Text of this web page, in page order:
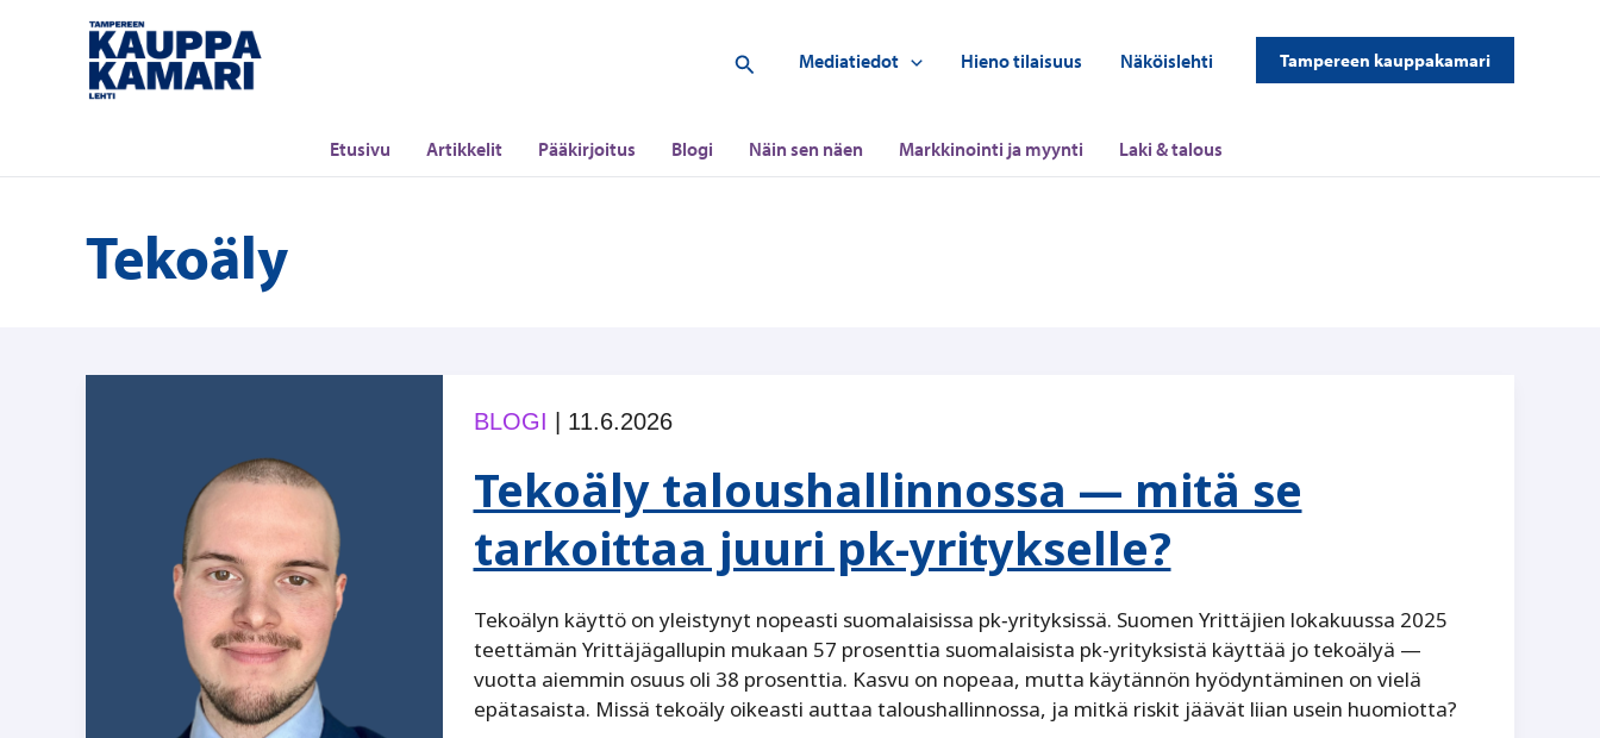
Hae Mediatiedot Hieno tilaisuus Näköislehti Tampereen kauppakamari
Etusivu Artikkelit Pääkirjoitus Blogi Näin sen näen Markkinointi ja myynti Laki & talous
Tekoäly
BLOGI 11.6.2026
Tekoäly taloushallinnossa — mitä se
tarkoittaa juuri pk-yritykselle?
Tekoälyn käyttö on yleistynyt nopeasti suomalaisissa pk‑yrityksissä. Suomen Yrittäjien lokakuussa 2025
teettämän Yrittäjägallupin mukaan 57 prosenttia suomalaisista pk-yrityksistä käyttää jo tekoälyä —
vuotta aiemmin osuus oli 38 prosenttia. Kasvu on nopeaa, mutta käytännön hyödyntäminen on vielä
epätasaista. Missä tekoäly oikeasti auttaa taloushallinnossa, ja mitkä riskit jäävät liian usein huomiotta?